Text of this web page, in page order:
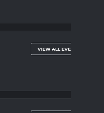
VIEW ALL EVENTS